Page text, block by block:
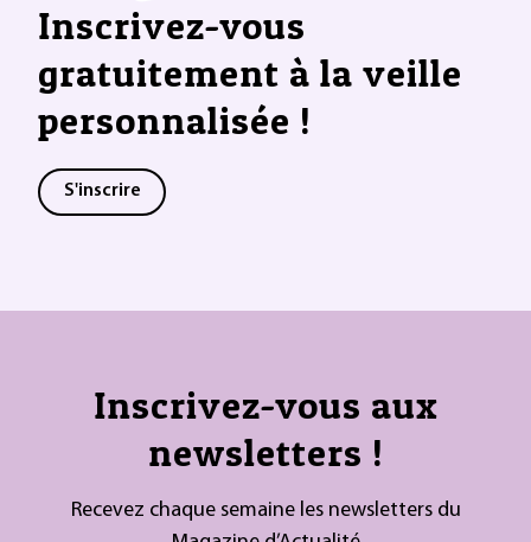
Inscrivez-vous
gratuitement à la veille
personnalisée !
S'inscrire
Inscrivez-vous aux
newsletters !
Recevez chaque semaine les newsletters du